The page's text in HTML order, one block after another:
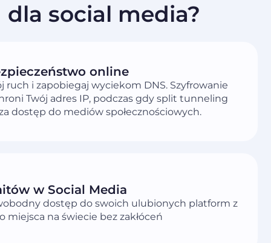
social media?
online
ruch i zapobiegaj wyciekom DNS. Szyfrowanie
Twój adres IP, podczas gdy split tunneling
dostęp do mediów społecznościowych.
w Social Media
dostęp do swoich ulubionych platform z
miejsca na świecie bez zakłóceń